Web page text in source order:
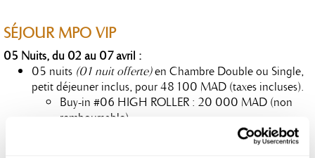
SÉJOURMPO VIP
05 Nuits, du 02 au 07 avril :
05 nuits (01 nuit offerte)en Chambre Double ou Single,
petit déjeuner inclus, pour 48 100 MAD (taxes incluses).
Buy-in #06 HIGH ROLLER : 20 000 MAD (non
remboursable)
Buy-in #12 MAIN EVENT 12 500 MAD (non